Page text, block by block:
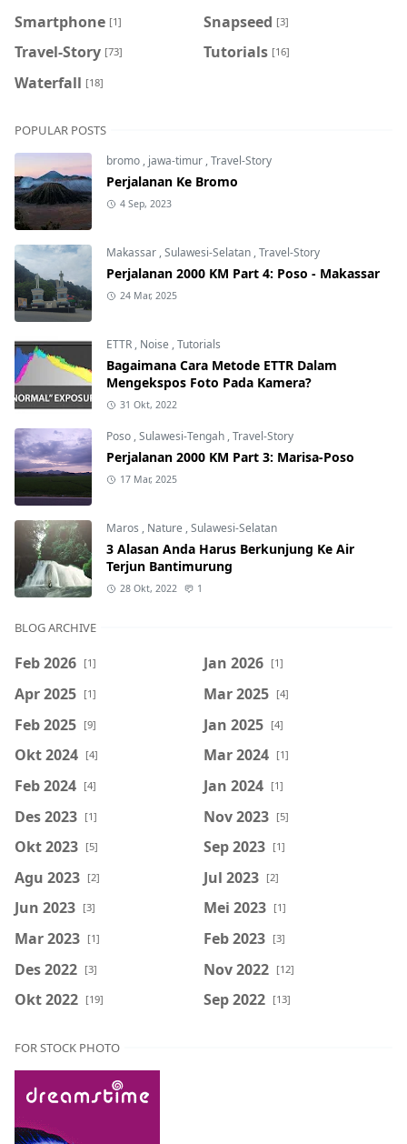
Smartphone [1] Snapseed [3]
Travel-Story [73] Tutorials [16]
Waterfall [18]
POPULAR POSTS
bromo, jawa-timur,Travel-Story
Perjalanan Ke Bromo
4 Sep, 2023
Makassar,Sulawesi-Selatan,Travel-Story
Perjalanan 2000 KM Part 4: Poso - Makassar
24 Mar, 2025
ETTR, Noise ,Tutorials
Bagaimana Cara Metode ETTR Dalam
Mengekspos Foto Pada Kamera?
31 Okt, 2022
Poso,Sulawesi-Tengah,Travel-Story
Perjalanan 2000 KM Part 3: Marisa-Poso
17 Mar, 2025
Maros , Nature ,Sulawesi-Selatan
3 Alasan Anda Harus Berkunjung Ke Air
Terjun Bantimurung
28 Okt, 2022 1
BLOG ARCHIVE
Feb 2026 [1] Jan 2026 [1]
Apr 2025 [1] Mar 2025 [4]
Feb 2025 [9] Jan 2025 [4]
Okt 2024 [4] Mar 2024 [1]
Feb 2024 [4] Jan 2024 [1]
Des 2023 [1] Nov 2023 [5]
Okt 2023 [5] Sep 2023 [1]
Agu 2023 [2] Jul 2023 [2]
Jun 2023 [3] Mei 2023 [1]
Mar 2023 [1] Feb 2023 [3]
Des 2022 [3] Nov 2022 [12]
Okt 2022 [19] Sep 2022 [13]
FOR STOCK PHOTO